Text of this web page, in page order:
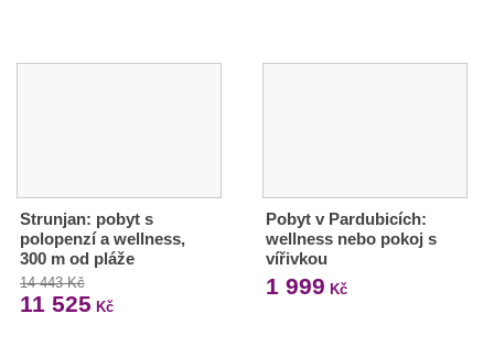
Strunjan: pobyt s
polopenzí a wellness,
300 m od pláže
14 443 Kč
11 525 Kč
Pobyt v Pardubicích:
wellness nebo pokoj s
vířivkou
1 999 Kč